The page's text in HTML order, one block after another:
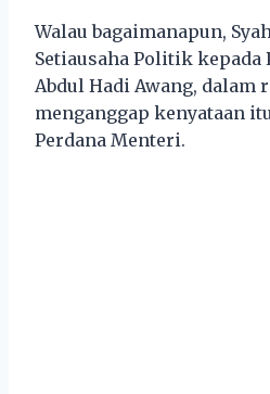
Walau bagaimanapun,
Setiausaha Politik kepada
Abdul Hadi Awang, dalam
menganggap kenyataan
Perdana Menteri.